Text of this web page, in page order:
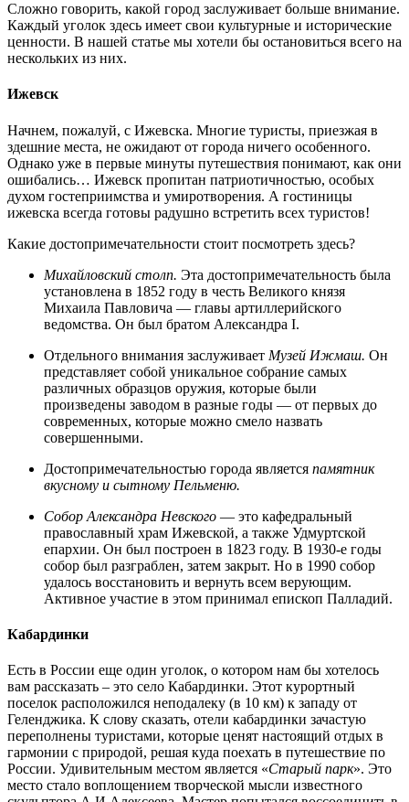
Сложно говорить, какой город заслуживает больше внимание.
Каждый уголок здесь имеет свои культурные и исторические
ценности. В нашей статье мы хотели бы остановиться всего на
нескольких из них.
Ижевск
Начнем, пожалуй, с Ижевска. Многие туристы, приезжая в
здешние места, не ожидают от города ничего особенного.
Однако уже в первые минуты путешествия понимают, как они
ошибались… Ижевск пропитан патриотичностью, особых
духом гостеприимства и умиротворения. А гостиницы
ижевска всегда готовы радушно встретить всех туристов!
Какие достопримечательности стоит посмотреть здесь?
Михайловский столп. Эта достопримечательность была
установлена в 1852 году в честь Великого князя
Михаила Павловича — главы артиллерийского
ведомства. Он был братом Александра I.
Отдельного внимания заслуживает Музей Ижмаш. Он
представляет собой уникальное собрание самых
различных образцов оружия, которые были
произведены заводом в разные годы — от первых до
современных, которые можно смело назвать
совершенными.
Достопримечательностью города является памятник
вкусному и сытному Пельменю.
Собор Александра Невского — это кафедральный
православный храм Ижевской, а также Удмуртской
епархии. Он был построен в 1823 году. В 1930-е годы
собор был разграблен, затем закрыт. Но в 1990 собор
удалось восстановить и вернуть всем верующим.
Активное участие в этом принимал епископ Палладий.
Кабардинки
Есть в России еще один уголок, о котором нам бы хотелось
вам рассказать – это село Кабардинки. Этот курортный
поселок расположился неподалеку (в 10 км) к западу от
Геленджика. К слову сказать, отели кабардинки зачастую
переполнены туристами, которые ценят настоящий отдых в
гармонии с природой, решая куда поехать в путешествие по
России. Удивительным местом является «Старый парк». Это
место стало воплощением творческой мысли известного